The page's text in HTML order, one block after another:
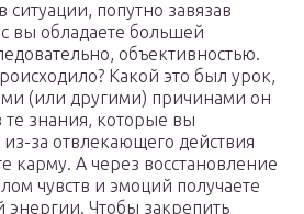
ситуации, попутно завязав
вы обладаете большей
объективностью.
Какой это был урок,
(или другими) причинами он
знания, которые вы
из-за отвлекающего действия
карму. А через восстановление
чувств и эмоций получаете
энергии. Чтобы закрепить